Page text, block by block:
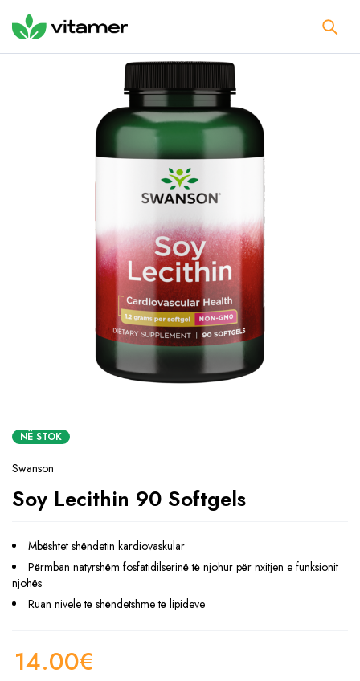
NË STOK
Swanson
Soy Lecithin 90 Softgels
Mbështet shëndetin kardiovaskular
Përmban natyrshëm fosfatidilserinë të njohur për nxitjen e funksionit
njohës
Ruan nivele të shëndetshme të lipideve
14.00€